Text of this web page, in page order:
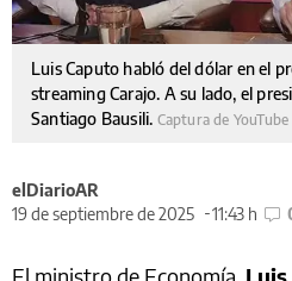
Luis Caputo habló del dólar en el
streaming Carajo. A su lado, el
Santiago Bausili. Captura de YouTube
elDiarioAR
19 de septiembre de 2025
11:43 h